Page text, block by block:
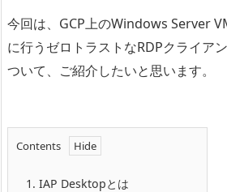
今回は、GCP上のWindows Server
に行うゼロトラストなRDPクライア
ついて、ご紹介したいと思います。
Contents
1. IAP Desktopとは